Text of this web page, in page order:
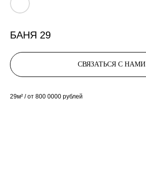
БАНЯ 29
СВЯЗАТЬСЯ С НАМИ
29м² / от 800 0000 рублей